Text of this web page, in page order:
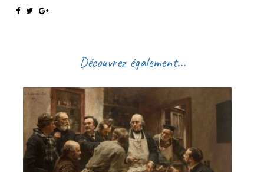
Découvrez également...